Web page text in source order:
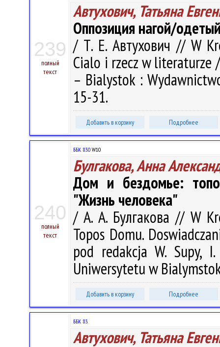
239
полный
текст
Автухович, Татьяна
Оппозиция нагой/
/ Т. Е. Автухович // W
Cialo i rzecz w literaturze
– Bialystok :
15-31.
Добавить в корзину Подробнее
240
полный
текст
ББК 83.0 W10
Булгакова, Анна
Дом и бездомье:
"Жизнь человека"
/ А. А. Булгакова // W
Topos Domu.
pod redakcja W. Supy,
Uniwersytetu w
Добавить в корзину Подробнее
ББК 83.
Автухович, Татьяна